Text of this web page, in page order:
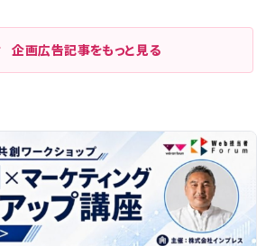
企画広告記事をもっと見る